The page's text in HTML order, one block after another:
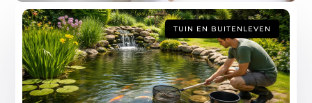
TUIN EN BUITENLEVEN